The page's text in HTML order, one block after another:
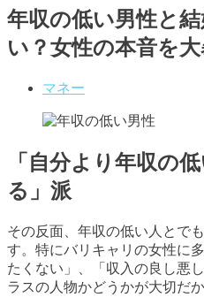
年収の低い男性と
い？女性の本音を大
マネー
「自分より年収の
る」派
その反面、年収の低い人とで
す。特にバリキャリの女性に
たくない」、「収入の良し悪
ラスの人物かどうかが大切だ